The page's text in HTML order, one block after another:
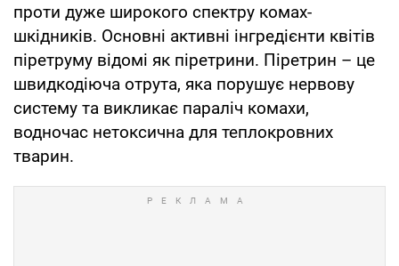
проти дуже широкого спектру комах-
шкідників. Основні активні інгредієнти квітів
піретруму відомі як піретрини. Піретрин – це
швидкодіюча отрута, яка порушує нервову
систему та викликає параліч комахи,
водночас нетоксична для теплокровних
тварин.